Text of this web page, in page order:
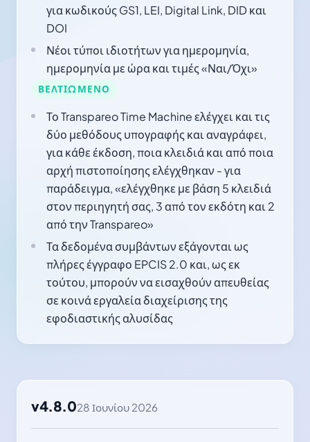
για κωδικούς GS1, LEI, Digital Link, DID και
DOI
Νέοι τύποι ιδιοτήτων για ημερομηνία,
ημερομηνία με ώρα και τιμές «Ναι/Όχι»
ΒΕΛΤΙΩΜΈΝΟ
Το Transpareo Time Machine ελέγχει και τις
δύο μεθόδους υπογραφής και αναγράφει,
για κάθε έκδοση, ποια κλειδιά και από ποια
αρχή πιστοποίησης ελέγχθηκαν - για
παράδειγμα, «ελέγχθηκε με βάση 5 κλειδιά
στον περιηγητή σας, 3 από τον εκδότη και 2
από την Transpareo»
Τα δεδομένα συμβάντων εξάγονται ως
πλήρες έγγραφο EPCIS 2.0 και, ως εκ
τούτου, μπορούν να εισαχθούν απευθείας
σε κοινά εργαλεία διαχείρισης της
εφοδιαστικής αλυσίδας
v4.8.028 Ιουνίου 2026